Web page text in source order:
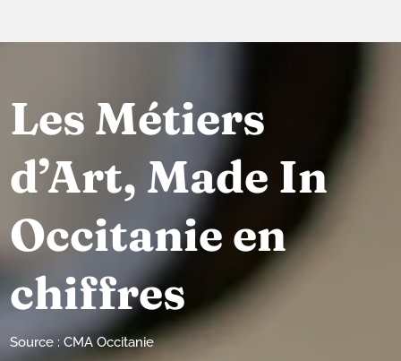
Les Métiers
d’Art, Made In
Occitanie en
chiffres
Source : CMA Occitanie